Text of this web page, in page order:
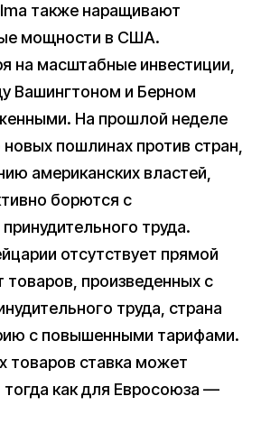
также наращивают
мощности в США.
на масштабные инвестиции,
Вашингтоном и Берном
На прошлой неделе
пошлинах против стран,
американских властей,
борются с
труда.
отсутствует прямой
товаров, произведенных с
труда, страна
с повышенными тарифами.
товаров ставка может
тогда как для Евросоюза —